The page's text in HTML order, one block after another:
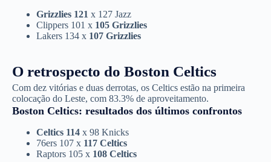
Grizzlies 121 x 127 Jazz
Clippers 101 x 105 Grizzlies
Lakers 134 x 107 Grizzlies
O retrospecto do Boston Celtics
Com dez vitórias e duas derrotas, os Celtics estão na primeira
colocação do Leste, com 83.3% de aproveitamento.
Boston Celtics: resultados dos últimos confrontos
Celtics 114 x 98 Knicks
76ers 107 x 117 Celtics
Raptors 105 x 108 Celtics